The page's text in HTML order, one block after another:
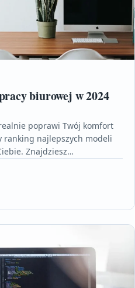
biurowej w 2024
poprawi Twój komfort
ranking najlepszych modeli
Znajdziesz…